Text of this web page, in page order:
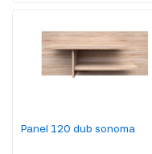
Panel 120 dub sonoma